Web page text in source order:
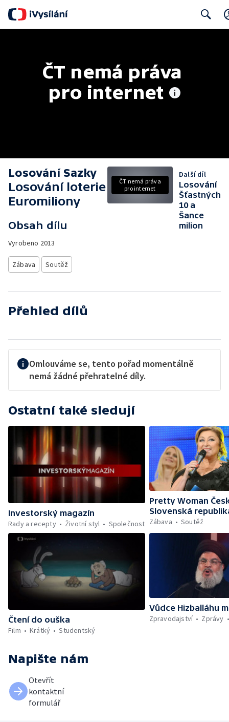
ČT nemá práva
pro internet
Losování Sazky
Losování loterie
Euromiliony
Obsah dílu
Vyrobeno 2013
Zábava Soutěž
ČT nemá práva
pro internet
Další díl
Losování
Šťastných
10 a
Šance
milion
Přehled dílů
Omlouváme se, tento pořad momentálně
nemá žádné přehratelné díly.
Ostatní také sledují
Investorský magazín
Rady a recepty
Životní styl Společnost
Pretty Woman
Slovenská
Zábava
Soutěž
Čtení do ouška
Film
Krátký Studentský
Vůdce Hizballáhu
Zpravodajství
Zprávy
Napište nám
Otevřít
kontaktní
formulář